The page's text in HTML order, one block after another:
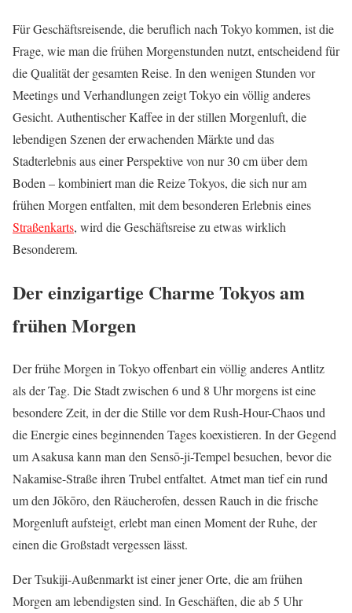
Für Geschäftsreisende, die beruflich nach Tokyo kommen, ist die
Frage, wie man die frühen Morgenstunden nutzt, entscheidend für
die Qualität der gesamten Reise. In den wenigen Stunden vor
Meetings und Verhandlungen zeigt Tokyo ein völlig anderes
Gesicht. Authentischer Kaffee in der stillen Morgenluft, die
lebendigen Szenen der erwachenden Märkte und das
Stadterlebnis aus einer Perspektive von nur 30 cm über dem
Boden – kombiniert man die Reize Tokyos, die sich nur am
frühen Morgen entfalten, mit dem besonderen Erlebnis eines
Straßenkarts, wird die Geschäftsreise zu etwas wirklich
Besonderem.
Der einzigartige Charme Tokyos am
frühen Morgen
Der frühe Morgen in Tokyo offenbart ein völlig anderes Antlitz
als der Tag. Die Stadt zwischen 6 und 8 Uhr morgens ist eine
besondere Zeit, in der die Stille vor dem Rush-Hour-Chaos und
die Energie eines beginnenden Tages koexistieren. In der Gegend
um Asakusa kann man den Sensō-ji-Tempel besuchen, bevor die
Nakamise-Straße ihren Trubel entfaltet. Atmet man tief ein rund
um den Jōkōro, den Räucherofen, dessen Rauch in die frische
Morgenluft aufsteigt, erlebt man einen Moment der Ruhe, der
einen die Großstadt vergessen lässt.
Der Tsukiji-Außenmarkt ist einer jener Orte, die am frühen
Morgen am lebendigsten sind. In Geschäften, die ab 5 Uhr